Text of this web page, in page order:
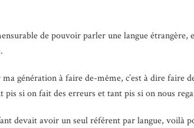
de pouvoir parler une langue
ma génération à faire de-même, c’est à dire
pis si on fait des erreurs et tant pis si on nous
devait avoir un seul référent par langue,